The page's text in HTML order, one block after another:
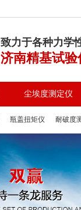
致力于各种力学
济南精基试
尘埃度测定仪
瓶盖扭矩仪 耐破度